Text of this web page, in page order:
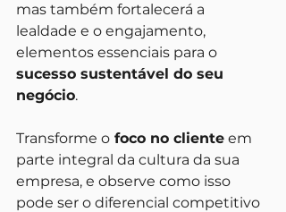
mas também fortalecerá a
lealdade e o engajamento,
elementos essenciais para o
sucesso sustentável do seu
negócio.
Transforme o foco no cliente em
parte integral da cultura da sua
empresa, e observe como isso
pode ser o diferencial competitivo